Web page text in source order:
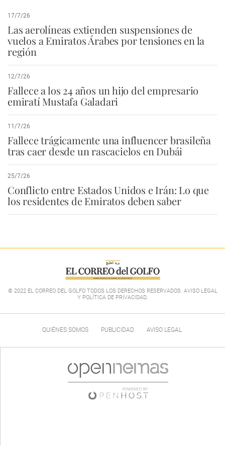
17/7/26
Las aerolíneas extienden suspensiones de
vuelos a Emiratos Árabes por tensiones en la
región
12/7/26
Fallece a los 24 años un hijo del empresario
emiratí Mustafa Galadari
11/7/26
Fallece trágicamente una influencer brasileña
tras caer desde un rascacielos en Dubái
25/7/26
Conflicto entre Estados Unidos e Irán: Lo que
los residentes de Emiratos deben saber
© 2022 EL CORREO DEL GOLFO TODOS LOS DERECHOS RESERVADOS. AVISO LEGAL
Y POLÍTICA DE PRIVACIDAD.
QUIÉNES SOMOS PUBLICIDAD AVISO LEGAL